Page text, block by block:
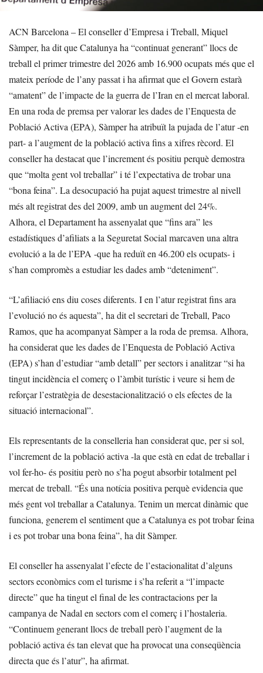
ACN Barcelona – El conseller d’Empresa i Treball, Miquel
Sàmper, ha dit que Catalunya ha “continuat generant” llocs de
treball el primer trimestre del 2026 amb 16.900 ocupats més que el
mateix període de l’any passat i ha afirmat que el Govern estarà
“amatent” de l’impacte de la guerra de l’Iran en el mercat laboral.
En una roda de premsa per valorar les dades de l’Enquesta de
Població Activa (EPA), Sàmper ha atribuït la pujada de l’atur -en
part- a l’augment de la població activa fins a xifres rècord. El
conseller ha destacat que l’increment és positiu perquè demostra
que “molta gent vol treballar” i té l’expectativa de trobar una
“bona feina”. La desocupació ha pujat aquest trimestre al nivell
més alt registrat des del 2009, amb un augment del 24%.
Alhora, el Departament ha assenyalat que “fins ara” les
estadístiques d’afiliats a la Seguretat Social marcaven una altra
evolució a la de l’EPA -que ha reduït en 46.200 els ocupats- i
s’han compromès a estudiar les dades amb “deteniment”.
“L’afiliació ens diu coses diferents. I en l’atur registrat fins ara
l’evolució no és aquesta”, ha dit el secretari de Treball, Paco
Ramos, que ha acompanyat Sàmper a la roda de premsa. Alhora,
ha considerat que les dades de l’Enquesta de Població Activa
(EPA) s’han d’estudiar “amb detall” per sectors i analitzar “si ha
tingut incidència el comerç o l’àmbit turístic i veure si hem de
reforçar l’estratègia de desestacionalització o els efectes de la
situació internacional”.
Els representants de la conselleria han considerat que, per si sol,
l’increment de la població activa -la que està en edat de treballar i
vol fer-ho- és positiu però no s’ha pogut absorbir totalment pel
mercat de treball. “És una notícia positiva perquè evidencia que
més gent vol treballar a Catalunya. Tenim un mercat dinàmic que
funciona, generem el sentiment que a Catalunya es pot trobar feina
i es pot trobar una bona feina”, ha dit Sàmper.
El conseller ha assenyalat l’efecte de l’estacionalitat d’alguns
sectors econòmics com el turisme i s’ha referit a “l’impacte
directe” que ha tingut el final de les contractacions per la
campanya de Nadal en sectors com el comerç i l’hostaleria.
“Continuem generant llocs de treball però l’augment de la
població activa és tan elevat que ha provocat una conseqüència
directa que és l’atur”, ha afirmat.